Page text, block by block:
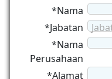
*Nama
*Jabatan
*Nama
Perusahaan
*Alamat